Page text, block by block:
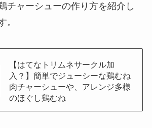
チャーシューの作り方を紹介し
。
【はてなトリムネサークル加
入？】簡単でジューシーな鶏むね
肉チャーシューや、アレンジ多様
のほぐし鶏むね